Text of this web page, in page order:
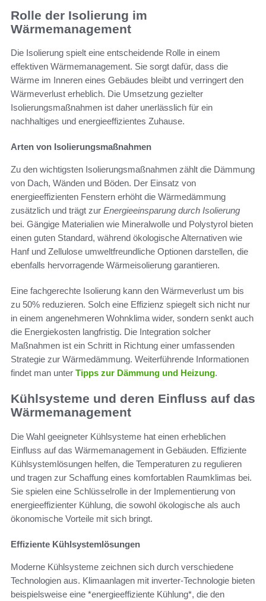
Rolle der Isolierung im
Wärmemanagement
Die Isolierung spielt eine entscheidende Rolle in einem
effektiven Wärmemanagement. Sie sorgt dafür, dass die
Wärme im Inneren eines Gebäudes bleibt und verringert den
Wärmeverlust erheblich. Die Umsetzung gezielter
Isolierungsmaßnahmen ist daher unerlässlich für ein
nachhaltiges und energieeffizientes Zuhause.
Arten von Isolierungsmaßnahmen
Zu den wichtigsten Isolierungsmaßnahmen zählt die Dämmung
von Dach, Wänden und Böden. Der Einsatz von
energieeffizienten Fenstern erhöht die Wärmedämmung
zusätzlich und trägt zur Energieeinsparung durch Isolierung
bei. Gängige Materialien wie Mineralwolle und Polystyrol bieten
einen guten Standard, während ökologische Alternativen wie
Hanf und Zellulose umweltfreundliche Optionen darstellen, die
ebenfalls hervorragende Wärmeisolierung garantieren.
Eine fachgerechte Isolierung kann den Wärmeverlust um bis
zu 50% reduzieren. Solch eine Effizienz spiegelt sich nicht nur
in einem angenehmeren Wohnklima wider, sondern senkt auch
die Energiekosten langfristig. Die Integration solcher
Maßnahmen ist ein Schritt in Richtung einer umfassenden
Strategie zur Wärmedämmung. Weiterführende Informationen
findet man unter Tipps zur Dämmung und Heizung.
Kühlsysteme und deren Einfluss auf das
Wärmemanagement
Die Wahl geeigneter Kühlsysteme hat einen erheblichen
Einfluss auf das Wärmemanagement in Gebäuden. Effiziente
Kühlsystemlösungen helfen, die Temperaturen zu regulieren
und tragen zur Schaffung eines komfortablen Raumklimas bei.
Sie spielen eine Schlüsselrolle in der Implementierung von
energieeffizienter Kühlung, die sowohl ökologische als auch
ökonomische Vorteile mit sich bringt.
Effiziente Kühlsystemlösungen
Moderne Kühlsysteme zeichnen sich durch verschiedene
Technologien aus. Klimaanlagen mit inverter-Technologie bieten
beispielsweise eine *energieeffiziente Kühlung*, die den